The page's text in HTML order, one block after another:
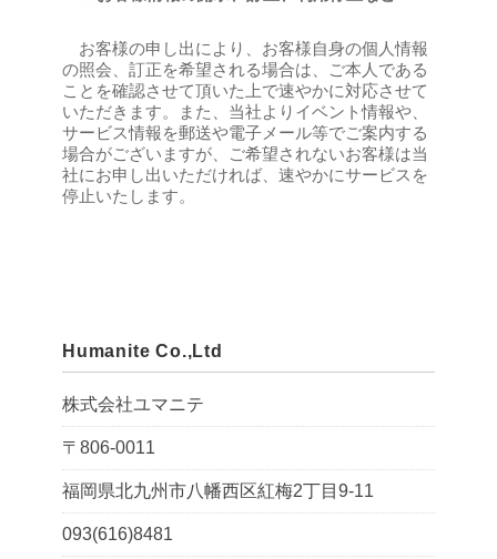
お客様の申し出により、お客様自身の個人情報
の照会、訂正を希望される場合は、ご本人である
ことを確認させて頂いた上で速やかに対応させて
いただきます。また、当社よりイベント情報や、
サービス情報を郵送や電子メール等でご案内する
場合がございますが、ご希望されないお客様は当
社にお申し出いただければ、速やかにサービスを
停止いたします。
Humanite Co.,Ltd
株式会社ユマニテ
〒806-0011
福岡県北九州市八幡西区紅梅2丁目9-11
093(616)8481